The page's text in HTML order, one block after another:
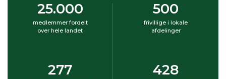
25.000
medlemmer fordelt
over hele landet
500
frivillige i lokale
afdelinger
277 428